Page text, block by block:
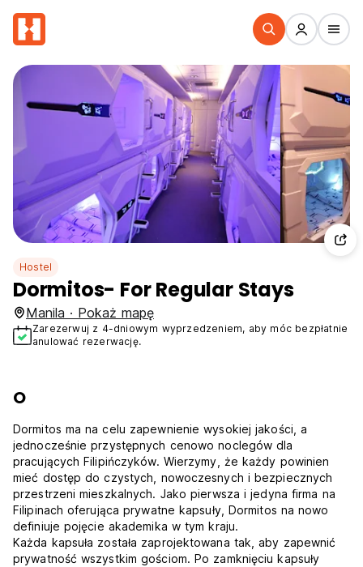
Hostel
Dormitos- For Regular Stays
Manila · Pokaż mapę
Zarezerwuj z 4-dniowym wyprzedzeniem, aby móc bezpłatnie
anulować rezerwację.
O
Dormitos ma na celu zapewnienie wysokiej jakości, a
jednocześnie przystępnych cenowo noclegów dla
pracujących Filipińczyków. Wierzymy, że każdy powinien
mieć dostęp do czystych, nowoczesnych i bezpiecznych
przestrzeni mieszkalnych. Jako pierwsza i jedyna firma na
Filipinach oferująca prywatne kapsuły, Dormitos na nowo
definiuje pojęcie akademika w tym kraju.
Każda kapsuła została zaprojektowana tak, aby zapewnić
prywatność wszystkim gościom. Po zamknięciu kapsuły